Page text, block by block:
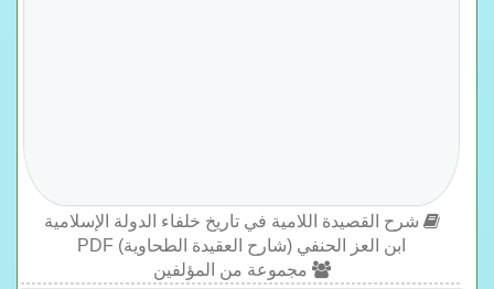
شرح القصيدة اللامية في تاريخ خلفاء الدولة الإسلامية
ابن العز الحنفي (شارح العقيدة الطحاوية) PDF
مجموعة من المؤلفين